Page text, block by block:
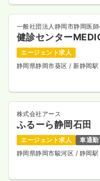
一般社団法人静岡市静岡医師
健診センター
エージェント求人
静岡県静岡市葵区/ 新静岡駅
株式会社アース
ふるーら静岡石田
エージェント求人
車通勤
静岡県静岡市駿河区 / 静岡駅